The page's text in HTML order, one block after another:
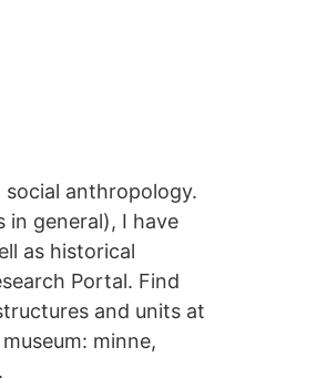
social anthropology.
in general), I have
as historical
Portal. Find
and units at
minne,